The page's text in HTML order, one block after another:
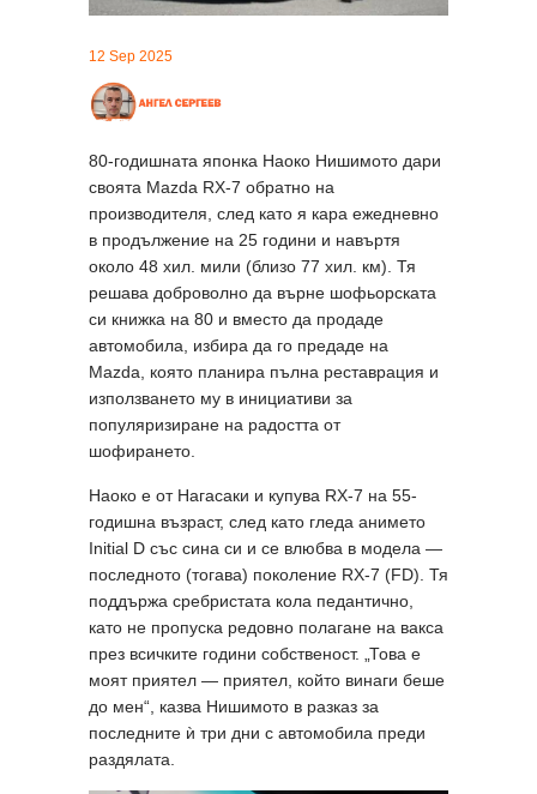
12 Sep 2025
80-годишната японка Наоко Нишимото дари
своята Mazda RX-7 обратно на
производителя, след като я кара ежедневно
в продължение на 25 години и навъртя
около 48 хил. мили (близо 77 хил. км). Тя
решава доброволно да върне шофьорската
си книжка на 80 и вместо да продаде
автомобила, избира да го предаде на
Mazda, която планира пълна реставрация и
използването му в инициативи за
популяризиране на радостта от
шофирането.
Наоко е от Нагасаки и купува RX-7 на 55-
годишна възраст, след като гледа анимето
Initial D със сина си и се влюбва в модела —
последното (тогава) поколение RX-7 (FD). Тя
поддържа сребристата кола педантично,
като не пропуска редовно полагане на вакса
през всичките години собственост. „Това е
моят приятел — приятел, който винаги беше
до мен“, казва Нишимото в разказ за
последните ѝ три дни с автомобила преди
раздялата.